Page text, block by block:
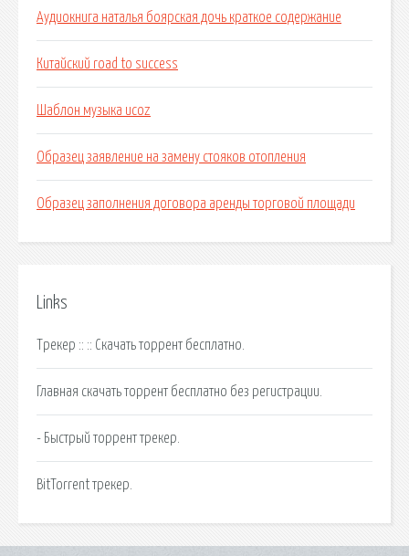
Аудиокнига наталья боярская дочь краткое содержание
Китайский road to success
Шаблон музыка ucoz
Образец заявление на замену стояков отопления
Образец заполнения договора аренды торговой площади
Links
Трекер :: :: Скачать торрент бесплатно.
Главная скачать торрент бесплатно без регистрации.
- Быстрый торрент трекер.
BitTorrent трекер.